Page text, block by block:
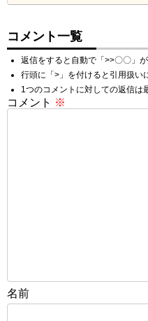
コメント一覧
返信をすると自動で「>>〇〇」が
行頭に「>」を付けると引用扱い
1つのコメントに対しての返信は
コメント ※
名前